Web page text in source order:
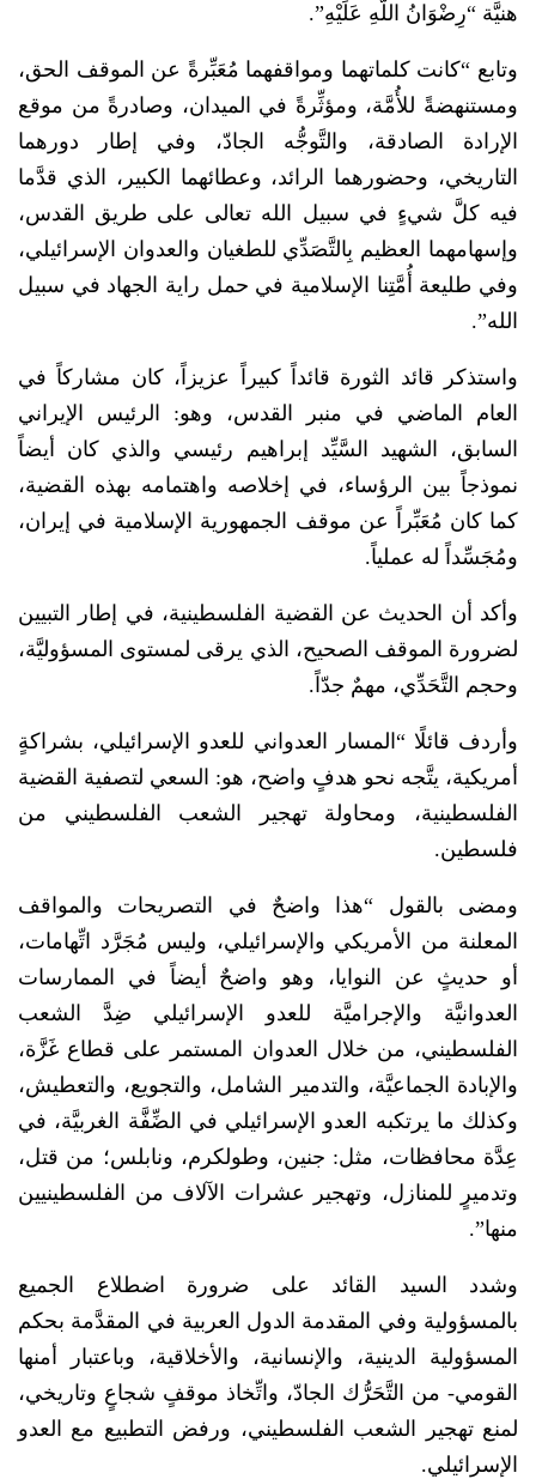
هنيَّة “رِضْوَانُ اللَّهِ عَلَيْهِ”.
وتابع “كانت كلماتهما ومواقفهما مُعَبِّرةً عن الموقف الحق،
ومستنهضةً للأُمَّة، ومؤثِّرةً في الميدان، وصادرةً من موقع
الإرادة الصادقة، والتَّوجُّه الجادّ، وفي إطار دورهما
التاريخي، وحضورهما الرائد، وعطائهما الكبير، الذي قدَّما
فيه كلَّ شيءٍ في سبيل الله تعالى على طريق القدس،
وإسهامهما العظيم بِالتَّصَدِّي للطغيان والعدوان الإسرائيلي،
وفي طليعة أُمَّتِنا الإسلامية في حمل راية الجهاد في سبيل
الله”.
واستذكر قائد الثورة قائداً كبيراً عزيزاً، كان مشاركاً في
العام الماضي في منبر القدس، وهو: الرئيس الإيراني
السابق، الشهيد السَّيِّد إبراهيم رئيسي والذي كان أيضاً
نموذجاً بين الرؤساء، في إخلاصه واهتمامه بهذه القضية،
كما كان مُعَبِّراً عن موقف الجمهورية الإسلامية في إيران،
ومُجَسِّداً له عملياً.
وأكد أن الحديث عن القضية الفلسطينية، في إطار التبيين
لضرورة الموقف الصحيح، الذي يرقى لمستوى المسؤوليَّة،
وحجم التَّحَدِّي، مهمٌ جدّاً.
وأردف قائلًا “المسار العدواني للعدو الإسرائيلي، بشراكةٍ
أمريكية، يتَّجه نحو هدفٍ واضح، هو: السعي لتصفية القضية
الفلسطينية، ومحاولة تهجير الشعب الفلسطيني من
فلسطين.
ومضى بالقول “هذا واضحٌ في التصريحات والمواقف
المعلنة من الأمريكي والإسرائيلي، وليس مُجَرَّد اتِّهامات،
أو حديثٍ عن النوايا، وهو واضحٌ أيضاً في الممارسات
العدوانيَّة والإجراميَّة للعدو الإسرائيلي ضِدَّ الشعب
الفلسطيني، من خلال العدوان المستمر على قطاع غَزَّة،
والإبادة الجماعيَّة، والتدمير الشامل، والتجويع، والتعطيش،
وكذلك ما يرتكبه العدو الإسرائيلي في الضِّفَّة الغربيَّة، في
عِدَّة محافظات، مثل: جنين، وطولكرم، ونابلس؛ من قتل،
وتدميرٍ للمنازل، وتهجير عشرات الآلاف من الفلسطينيين
منها”.
وشدد السيد القائد على ضرورة اضطلاع الجميع
بالمسؤولية وفي المقدمة الدول العربية في المقدَّمة بحكم
المسؤولية الدينية، والإنسانية، والأخلاقية، وباعتبار أمنها
القومي- من التَّحَرُّك الجادّ، واتِّخاذ موقفٍ شجاعٍ وتاريخي،
لمنع تهجير الشعب الفلسطيني، ورفض التطبيع مع العدو
الإسرائيلي.